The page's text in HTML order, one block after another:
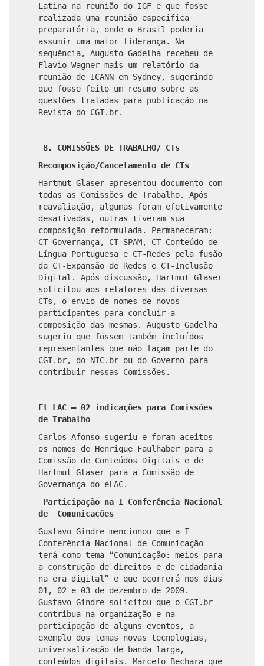
Latina na reunião do IGF e que fosse
realizada uma reunião especifica
preparatória, onde o Brasil poderia
assumir uma maior liderança. Na
sequência, Augusto Gadelha recebeu de
Flavio Wagner mais um relatório da
reunião de ICANN em Sydney, sugerindo
que fosse feito um resumo sobre as
questões tratadas para publicação na
Revista do CGI.br.
8. COMISSÕES DE TRABALHO/ CTs
Recomposição/Cancelamento de CTs
Hartmut Glaser apresentou documento com
todas as Comissões de Trabalho. Após
reavaliação, algumas foram efetivamente
desativadas, outras tiveram sua
composição reformulada. Permaneceram:
CT-Governança, CT-SPAM, CT-Conteúdo de
Língua Portuguesa e CT-Redes pela fusão
da CT-Expansão de Redes e CT-Inclusão
Digital. Após discussão, Hartmut Glaser
solicitou aos relatores das diversas
CTs, o envio de nomes de novos
participantes para concluir a
composição das mesmas. Augusto Gadelha
sugeriu que fossem também incluídos
representantes que não façam parte do
CGI.br, do NIC.br ou do Governo para
contribuir nessas Comissões.
El LAC – 02 indicações para Comissões
de Trabalho
Carlos Afonso sugeriu e foram aceitos
os nomes de Henrique Faulhaber para a
Comissão de Conteúdos Digitais e de
Hartmut Glaser para a Comissão de
Governança do eLAC.
Participação na I Conferência Nacional
de Comunicações
Gustavo Gindre mencionou que a I
Conferência Nacional de Comunicação
terá como tema “Comunicação: meios para
a construção de direitos e de cidadania
na era digital” e que ocorrerá nos dias
01, 02 e 03 de dezembro de 2009.
Gustavo Gindre solicitou que o CGI.br
contribua na organização e na
participação de alguns eventos, a
exemplo dos temas novas tecnologias,
universalização de banda larga,
conteúdos digitais. Marcelo Bechara que